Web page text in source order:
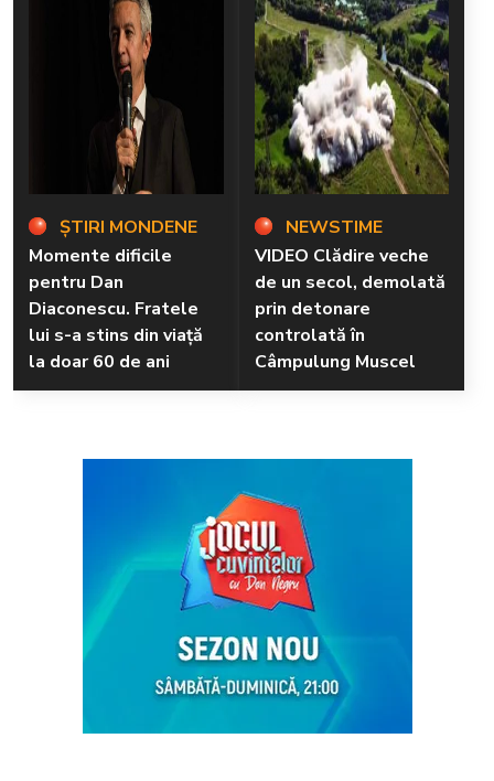
ȘTIRI MONDENE
Momente dificile
pentru Dan
Diaconescu. Fratele
lui s-a stins din viață
la doar 60 de ani
NEWSTIME
VIDEO Clădire veche
de un secol, demolată
prin detonare
controlată în
Câmpulung Muscel